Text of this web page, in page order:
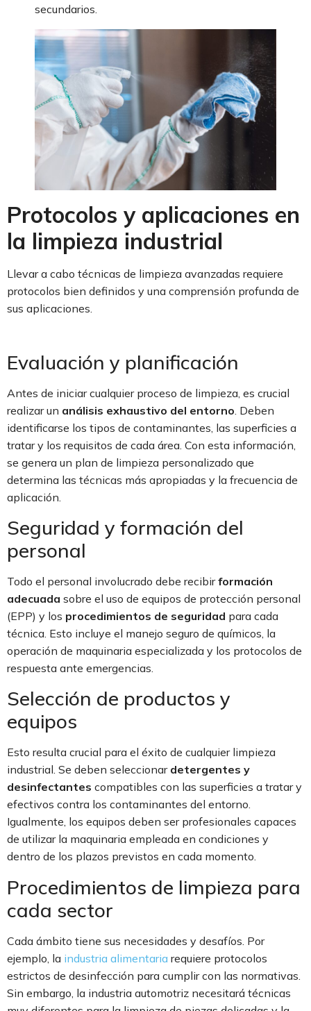
secundarios.
Protocolos y aplicaciones en
la limpieza industrial
Llevar a cabo técnicas de limpieza avanzadas requiere
protocolos bien definidos y una comprensión profunda de
sus aplicaciones.
Evaluación y planificación
Antes de iniciar cualquier proceso de limpieza, es crucial
realizar un análisis exhaustivo del entorno . Deben
identificarse los tipos de contaminantes, las superficies a
tratar y los requisitos de cada área. Con esta información,
se genera un plan de limpieza personalizado que
determina las técnicas más apropiadas y la frecuencia de
aplicación.
Seguridad y formación del
personal
Todo el personal involucrado debe recibirformación
adecuada sobre el uso de equipos de protección personal
(EPP) y los procedimientos de seguridad para cada
técnica. Esto incluye el manejo seguro de químicos, la
operación de maquinaria especializada y los protocolos de
respuesta ante emergencias.
Selección de productos y
equipos
Esto resulta crucial para el éxito de cualquier limpieza
industrial. Se deben seleccionar detergentes y
desinfectantes compatibles con las superficies a tratar y
efectivos contra los contaminantes del entorno.
Igualmente, los equipos deben ser profesionales capaces
de utilizar la maquinaria empleada en condiciones y
dentro de los plazos previstos en cada momento.
Procedimientos de limpieza para
cada sector
Cada ámbito tiene sus necesidades y desafíos. Por
ejemplo, la industria alimentaria requiere protocolos
estrictos de desinfección para cumplir con las normativas.
Sin embargo, la industria automotriz necesitará técnicas